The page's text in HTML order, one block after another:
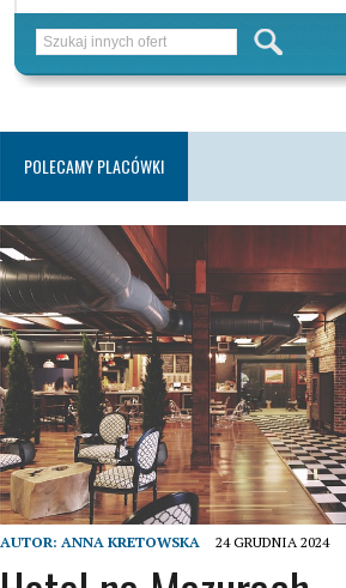
POLECAMY PLACÓWKI
AUTOR: ANNA KRETOWSKA 24 GRUDNIA 2024